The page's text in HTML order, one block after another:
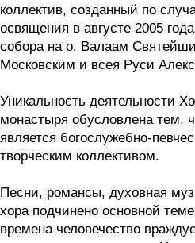
коллектив, созданный по
освящения в августе 2005
собора на о. Валаам
Московским и всея Руси
Уникальность деятельности
монастыря обусловлена тем,
является богослужебно-
творческим коллективом.
Песни, романсы, духовная
хора подчинено основной
времена человечество